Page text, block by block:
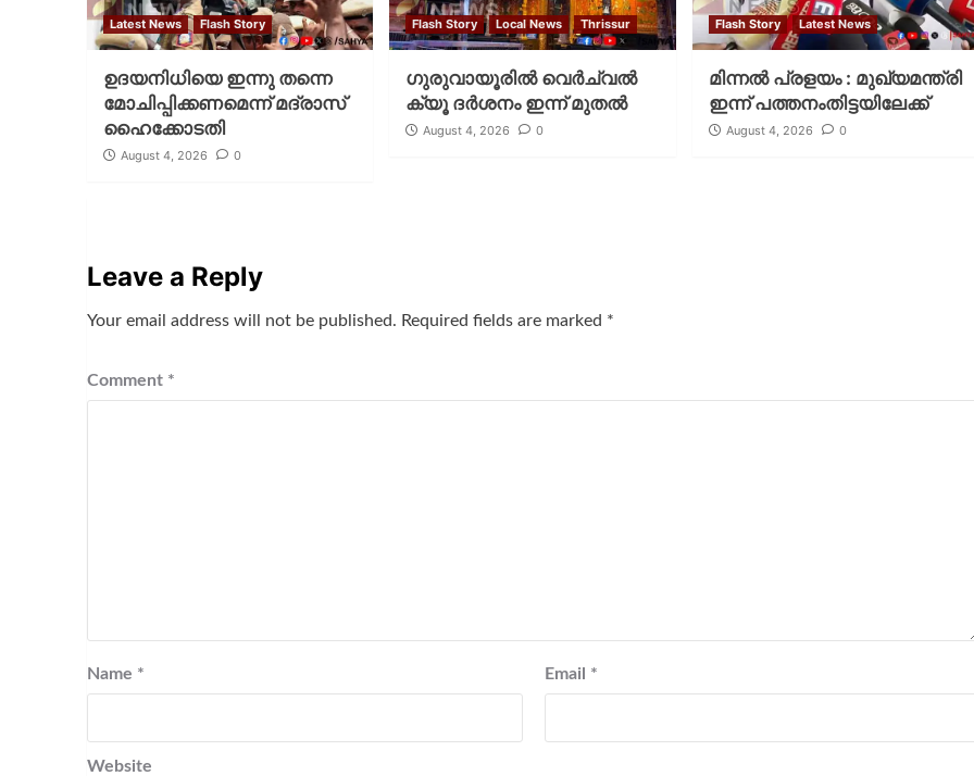
Latest News Flash Story
ഉദയനിധിയെ ഇന്നു തന്നെ
മോചിപ്പിക്കണമെന്ന് മദ്രാസ്
ഹൈക്കോടതി
August 4, 2026 0
Flash Story Local News Thrissur
ഗുരുവായൂരില്‍ വെര്‍ച്വല്‍
ക്യൂ ദര്‍ശനം ഇന്ന് മുതല്‍
August 4, 2026 0
Flash Story Latest News
മിന്നല്‍ പ്രളയം : മുഖ്യമന്ത്രി
ഇന്ന് പത്തനംതിട്ടയിലേക്ക്
August 4, 2026 0
Leave a Reply
Your email address will not be published. Required fields are marked *
Comment *
Name * Email *
Website